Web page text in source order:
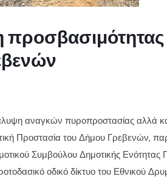
αναγκών πυροπροστασίας αλλά
Προστασία του Δήμου Γρεβενών,
Συμβούλου Δημοτικής
οδικό δίκτυο του Εθνικού